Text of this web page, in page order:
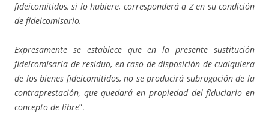
fideicomitidos, si lo hubiere, corresponderá a Z en su condición
de fideicomisario.
Expresamente se establece que en la presente sustitución
fideicomisaria de residuo, en caso de disposición de cualquiera
de los bienes fideicomitidos, no se producirá subrogación de la
contraprestación, que quedará en propiedad del fiduciario en
concepto de libre”.